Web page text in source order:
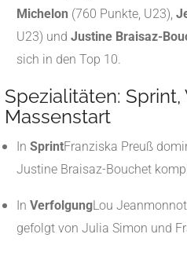
Michelon (760 Punkte, U23),
U23) und Justine Braisaz-
sich in den Top 10.
Spezialitäten:
Massenstart
In SprintFranziska Preuß
Justine Braisaz-Bouchet
In VerfolgungLou
gefolgt von Julia Simon und